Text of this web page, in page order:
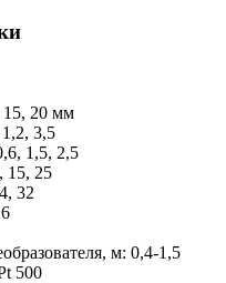
20 мм
3,5
1,5, 2,5
15, 25
32
м: 0,4-1,5
500